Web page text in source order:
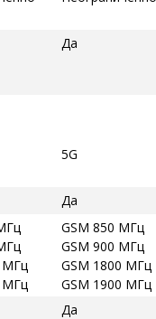
Да
5G
Да
МГц
МГц
GSM 850 МГц
GSM 900 МГц
GSM 1800 МГц
GSM 1900 МГц
Да